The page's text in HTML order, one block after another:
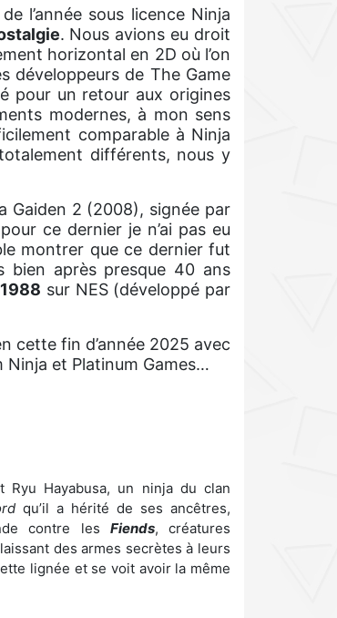
l’année sous licence Ninja
. Nous avions eu droit
horizontal en 2D où l’on
développeurs de The Game
pour un retour aux origines
modernes, à mon sens
comparable à Ninja
différents, nous y
Gaiden 2 (2008), signée par
ce dernier je n’ai pas eu
montrer que ce dernier fut
bien après presque 40 ans
sur NES (développé par
cette fin d’année 2025 avec
et Platinum Games…
Ryu Hayabusa, un ninja du clan
qu’il a hérité de ses ancêtres,
contre les Fiends, créatures
des armes secrètes à leurs
lignée et se voit avoir la même